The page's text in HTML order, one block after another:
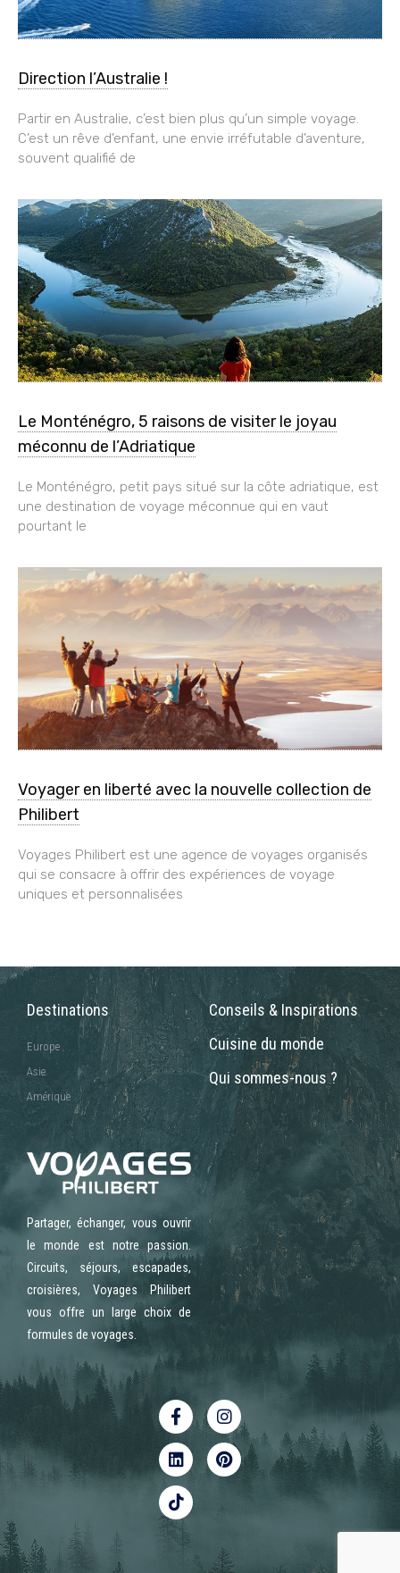
Direction l’Australie !
Partir en Australie, c’est bien plus qu’un simple voyage.
C’est un rêve d’enfant, une envie irréfutable d’aventure,
souvent qualifié de
Le Monténégro, 5 raisons de visiter le joyau
méconnu de l’Adriatique
Le Monténégro, petit pays situé sur la côte adriatique, est
une destination de voyage méconnue qui en vaut
pourtant le
Voyager en liberté avec la nouvelle collection de
Philibert
Voyages Philibert est une agence de voyages organisés
qui se consacre à offrir des expériences de voyage
uniques et personnalisées
Destinations
Europe
Asie
Amérique
Conseils & Inspirations
Cuisine du monde
Qui sommes-nous ?
Partager, échanger, vous ouvrir
le monde est notre passion.
Circuits, séjours, escapades,
croisières, Voyages Philibert
vous offre un large choix de
formules de voyages.